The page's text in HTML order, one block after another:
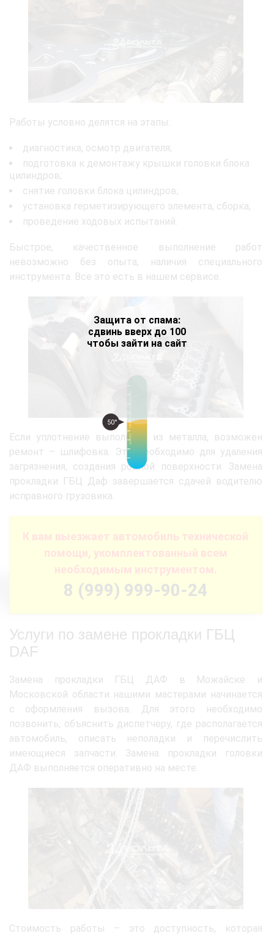
Защита от спама:
сдвинь вверх до 100
чтобы зайти на сайт
50°
Работы условно делятся на этапы:
диагностика, осмотр двигателя;
подготовка к демонтажу крышки головки блока
цилиндров;
снятие головки блока цилиндров;
установка герметизирующего элемента, сборка;
проведение ходовых испытаний.
Быстрое, качественное выполнение работ
невозможно без опыта, наличия специального
инструмента. Все это есть в нашем сервисе.
Если уплотнение выполнено из металла, возможен
ремонт – шлифовка. Это необходимо для удаления
загрязнения, создания ровной поверхности. Замена
прокладки ГБЦ Даф завершается сдачей водителю
исправного грузовика.
К вам выезжает автомобиль технической
помощи, укомплектованный всем
необходимым инструментом.
8 (999) 999-90-24
Услуги по замене прокладки ГБЦ
DAF
Замена прокладки ГБЦ ДАФ в Можайске и
Московской области нашими мастерами начинается
с оформления вызова. Для этого необходимо
позвонить, объяснить диспетчеру, где располагается
автомобиль, описать неполадки и перечислить
имеющиеся запчасти. Замена прокладки головки
ДАФ выполняется оперативно на месте.
Стоимость работы – это доступность, которая